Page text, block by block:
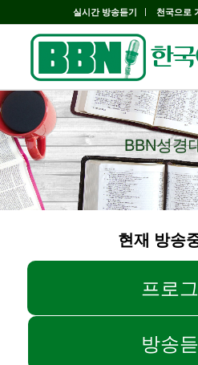
실시간 방송듣기 천국으로
BBN성경
BBN성경
현재 방송
프로
방송